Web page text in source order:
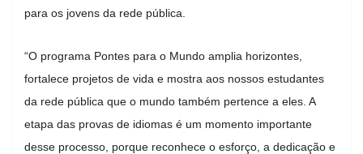
para os jovens da rede pública.
“O programa Pontes para o Mundo amplia horizontes,
fortalece projetos de vida e mostra aos nossos estudantes
da rede pública que o mundo também pertence a eles. A
etapa das provas de idiomas é um momento importante
desse processo, porque reconhece o esforço, a dedicação e